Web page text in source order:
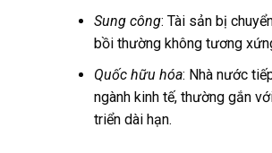
Sung công: Tài sản bị
bồi thường không tương
Quốc hữu hóa: Nhà nước
ngành kinh tế, thường gắn
triển dài hạn.